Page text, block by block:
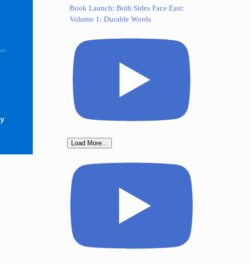
Book Launch: Both Sides Face East:
Volume 1: Durable Words
Load More...